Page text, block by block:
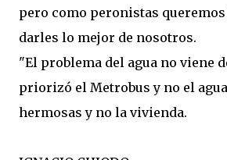
pero como peronistas
darles lo mejor de nosotros.
"El problema del agua no viene
priorizó el Metrobus y no el
hermosas y no la vivienda.